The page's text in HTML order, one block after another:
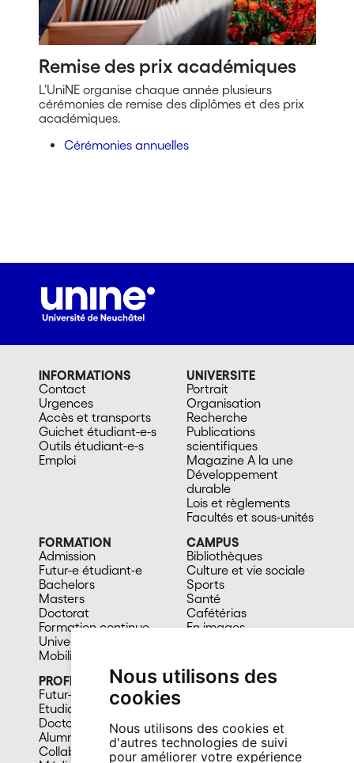
Nous utilisons des
cookies
Nous utilisons des cookies et
d'autres technologies de suivi
pour améliorer votre expérience
Remise des prix académiques
L’UniNE organise chaque année plusieurs
cérémonies de remise des diplômes et des prix
académiques.
Cérémonies annuelles
INFORMATIONS
Contact
Urgences
Accès et transports
Guichet étudiant-e-s
Outils étudiant-e-s
Emploi
UNIVERSITE
Portrait
Organisation
Recherche
Publications
scientifiques
Magazine A la une
Développement
durable
Lois et règlements
Facultés et sous-unités
FORMATION
Admission
Futur-e étudiant-e
Bachelors
Masters
Doctorat
Formation continue
Université du 3e âge
Mobilité
CAMPUS
Bibliothèques
Culture et vie sociale
Sports
Santé
Cafétérias
En images
PROFIL
Futur-e étudiant-e
Etudiant-e
Doctorant-e
Alumni
Collaborateur-trice